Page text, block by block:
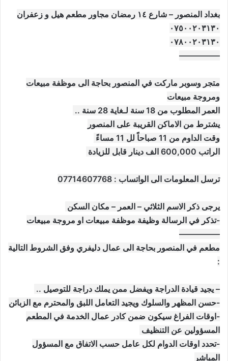
بغداد المنصور – شارع ١٤ رمضان مجاور مطعم هيل و زعفران
٠٧٥٠٠٢٠٣١٣٠
٠٧٨٠٠٢٠٣١٣٠
—————
متجر وسوبر ماركت في المنصور بحاجة الى موظفة مبيعات
ومروجة مبيعات
العمر المطلوب من 18 سنة لـغاية 28 سنة ..
يشترط من الاماكن القريبة على المنصور
وقت الداوم من 11 صباحاً لل 11 مساءً
الراتب 600,000 الف دينار قابل للزيادة
ترسل المعلومات الى الواتساب : 07714607768
يرجى ذكر الاسم الثلاثي – العمر – مكان السكن
-تذكر في الرسالة وظيفة موظفة مبيعات او مروجة مبيعات
—————
مطعم في المنصور بحاجة الى عمال دليفري وفق الشروط التالية
:
– يجيد قيادة الدراجة ويفضل ممن يملك دراجة للتوصيل ..
-حسن المظهر والسلوك ويجيد التعامل اللبق والمحترم مع الزبائن
-اوقات الفراغ سيكون ضمن كادر عمال الخدمة في المطعم
المسؤولين عن التنظيف
-تحدد اوقات الدوام لكل عامل حسب الاتفاق مع المسؤول
المباشر